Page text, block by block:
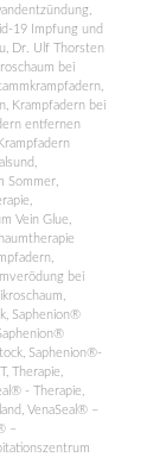
,
19 Impfung und
, Dr. Ulf Thorsten
bei
,
, Krampfadern bei
entfernen
Krampfadern
,
Sommer,
,
Vein Glue,
,
bei
,
, Saphenion®
, Saphenion®-
, Therapie,
- Therapie,
, VenaSeal® –
–